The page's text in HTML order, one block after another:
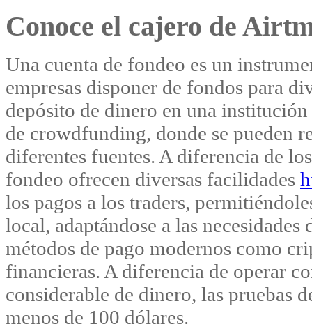
Conoce el cajero de
Una cuenta de fondeo es un
empresas disponer de fondos para
depósito de dinero en una
de crowdfunding, donde se pueden
diferentes fuentes. A diferencia de
fondeo ofrecen diversas facilidades
los pagos a los traders,
local, adaptándose a las
métodos de pago modernos como
financieras. A diferencia de operar
considerable de dinero, las pruebas
menos de 100 dólares.